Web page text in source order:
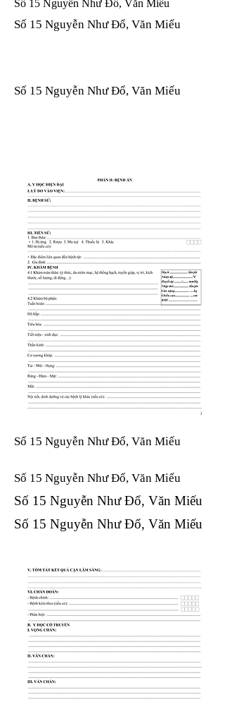
Số 15 Nguyễn Như Đổ, Văn Miếu
Số 15 Nguyễn Như Đổ, Văn Miếu
Số 15 Nguyễn Như Đổ, Văn Miếu
Số 15 Nguyễn Như Đổ, Văn Miếu
Số 15 Nguyễn Như Đổ, Văn Miếu​​​​
Số 15 Nguyễn Như Đổ, Văn Miếu​​​​
Số 15 Nguyễn Như Đổ, Văn Miếu​​​​